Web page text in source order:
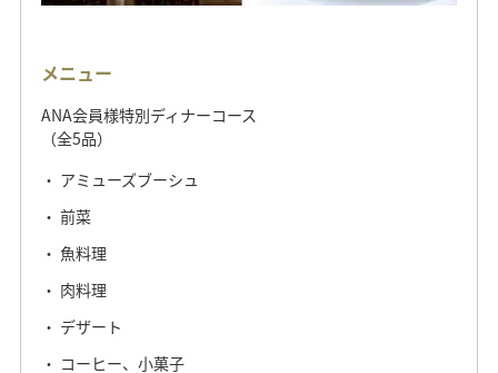
メニュー
ANA会員様特別ディナーコース
（全5品）
アミューズブーシュ
前菜
魚料理
肉料理
デザート
コーヒー、小菓子